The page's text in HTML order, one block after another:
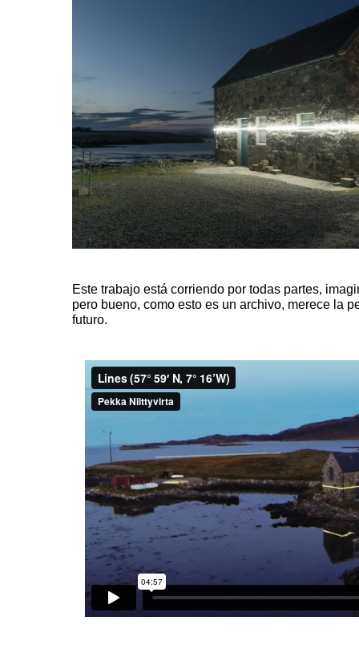
Este trabajo está corriendo por todas partes,
pero bueno, como esto es un archivo, merece la
futuro.